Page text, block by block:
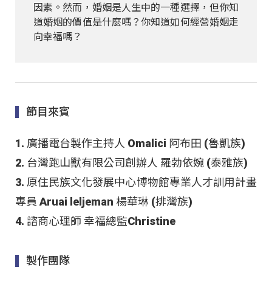
因素。然而，婚姻是人生中的一種選擇，但你知
道婚姻的價值是什麼嗎？你知道如何經營婚姻走
向幸福嗎？
節目來賓
1. 廣播電台製作主持人 Omalici 阿布田 (魯凱族)
2. 台灣跑山獸有限公司創辦人 羅勃依婉 (泰雅族)
3. 原住民族文化發展中心博物館專業人才訓用計畫
專員 Aruai leljeman 楊華琳 (排灣族)
4. 諮商心理師 幸福總監Christine
製作團隊